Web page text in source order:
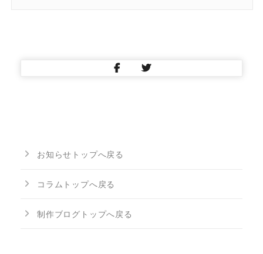
お知らせトップへ戻る
コラムトップへ戻る
制作ブログトップへ戻る